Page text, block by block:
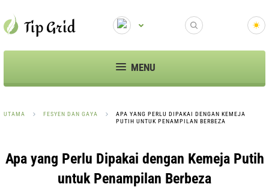
MENU
UTAMA FESYEN DAN GAYA
APA YANG PERLU DIPAKAI DENGAN KEMEJA
PUTIH UNTUK PENAMPILAN BERBEZA
Apa yang Perlu Dipakai dengan Kemeja Putih
untuk Penampilan Berbeza